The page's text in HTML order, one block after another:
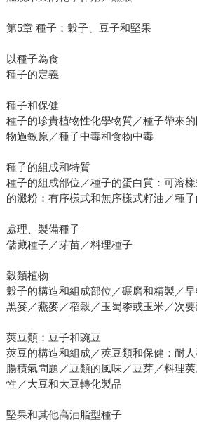
第5章 種子：穀子、豆子和堅果
以種子為食
種子的定義
種子和保健
種子的珍貴植物性化學物質／種子帶來
物過敏原／種子中毒和食物中毒
種子的組成和特質
種子的組成部位／種子的蛋白質：可溶
的澱粉：有序樣式和無序樣式籽油／種
處理、製備種子
儲藏種子／芽苗／料理種子
穀類植物
穀子的構造和組成部位／碾磨和精製／
黑麥／燕麥／稻穀／玉蜀黍或玉米／次
莢豆類：豆子和豌豆
莢豆的構造和組成／莢豆類和保健：耐
腸積氣問題／豆類的風味／豆芽／料理
性／大豆和大豆轉化製品
堅果和其他高油脂型種子